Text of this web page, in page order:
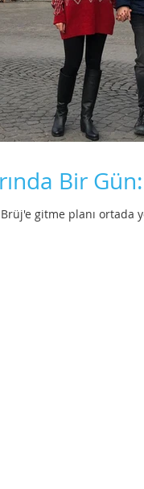
Bir
gitme planı